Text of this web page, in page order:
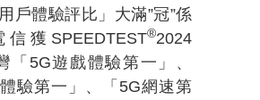
用戶體驗評比」大滿”冠”係
信獲 SPEEDTEST®2024
「 5G遊戲體驗第一」、
驗第一」、「 5G網速第